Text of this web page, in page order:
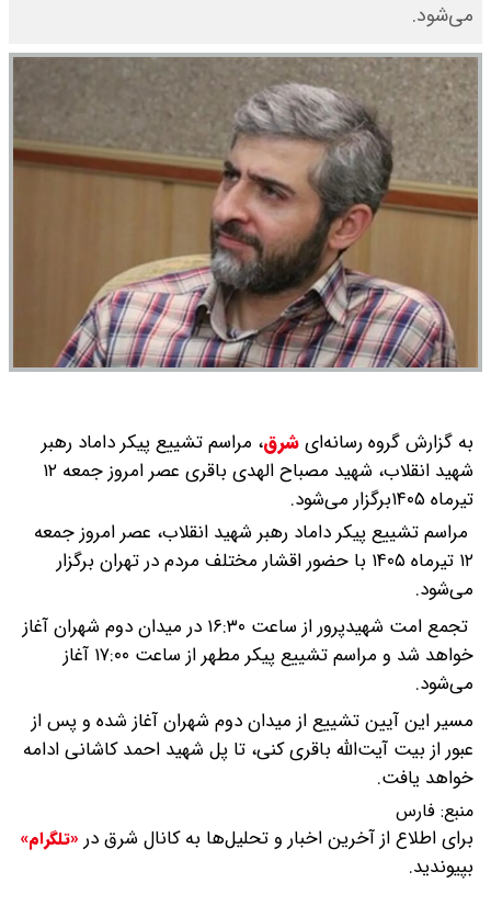
می‌شود.
به گزارش گروه رسانه‌ایشرق، مراسم تشییع پیکر داماد رهبر
شهید انقلاب، شهید مصباح الهدی باقری عصر امروز جمعه ۱۲
تیرماه ۱۴۰۵برگزار می‌شود.
مراسم تشییع پیکر داماد رهبر شهید انقلاب، عصر امروز جمعه
۱۲ تیرماه ۱۴۰۵ با حضور اقشار مختلف مردم در تهران برگزار
می‌شود.
تجمع امت شهیدپرور از ساعت ۱۶:۳۰ در میدان دوم شهران آغاز
خواهد شد و مراسم تشییع پیکر مطهر از ساعت ۱۷:۰۰ آغاز
می‌شود.
مسیر این آیین تشییع از میدان دوم شهران آغاز شده و پس از
عبور از بیت آیت‌الله باقری کنی، تا پل شهید احمد کاشانی ادامه
خواهد یافت.
منبع: فارس
برای اطلاع از آخرین اخبار و تحلیل‌ها به کانال شرق در «تلگرام»
بپیوندید.